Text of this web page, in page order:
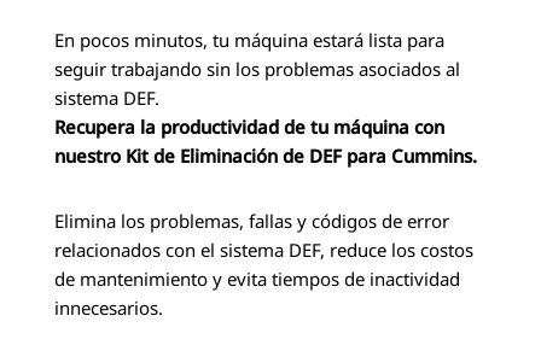
En pocos minutos, tu máquina estará lista para
seguir trabajando sin los problemas asociados al
sistema DEF.
Recupera la productividad de tu máquina con
nuestro Kit de Eliminación de DEF para Cummins.
Elimina los problemas, fallas y códigos de error
relacionados con el sistema DEF, reduce los costos
de mantenimiento y evita tiempos de inactividad
innecesarios.